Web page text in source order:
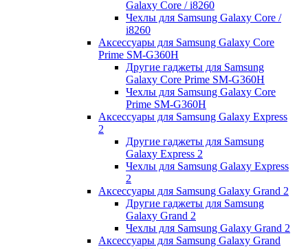
Galaxy Core / i8260
Чехлы для Samsung Galaxy Core /
i8260
Аксессуары для Samsung Galaxy Core
Prime SM-G360H
Другие гаджеты для Samsung
Galaxy Core Prime SM-G360H
Чехлы для Samsung Galaxy Core
Prime SM-G360H
Аксессуары для Samsung Galaxy Express
2
Другие гаджеты для Samsung
Galaxy Express 2
Чехлы для Samsung Galaxy Express
2
Аксессуары для Samsung Galaxy Grand 2
Другие гаджеты для Samsung
Galaxy Grand 2
Чехлы для Samsung Galaxy Grand 2
Аксессуары для Samsung Galaxy Grand